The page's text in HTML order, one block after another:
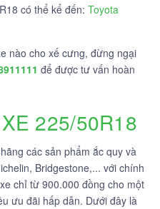
có thể kể đến: Toyota
nào cho xế cưng, đừng ngại
để được tư vấn hoàn
225/50R18
các sản phẩm ắc quy và
Bridgestone,... với chính
chỉ từ 900.000 đồng cho một
ưu đãi hấp dẫn. Dưới đây là